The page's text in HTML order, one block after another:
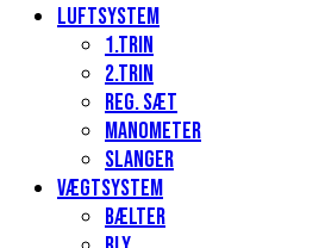
Luftsystem
1.Trin
2.Trin
Reg. sæt
Manometer
Slanger
Vægtsystem
Bælter